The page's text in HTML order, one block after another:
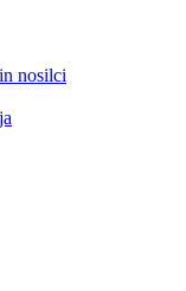
nosilci